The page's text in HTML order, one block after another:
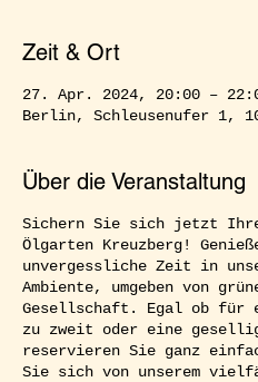
Zeit & Ort
27. Apr. 2024, 20:00 –
Berlin, Schleusenufer 1,
Über die Veranstaltung
Sichern Sie sich jetzt
Ölgarten Kreuzberg!
unvergessliche Zeit in
Ambiente, umgeben von
Gesellschaft. Egal ob für
zu zweit oder eine
reservieren Sie ganz
Sie sich von unserem